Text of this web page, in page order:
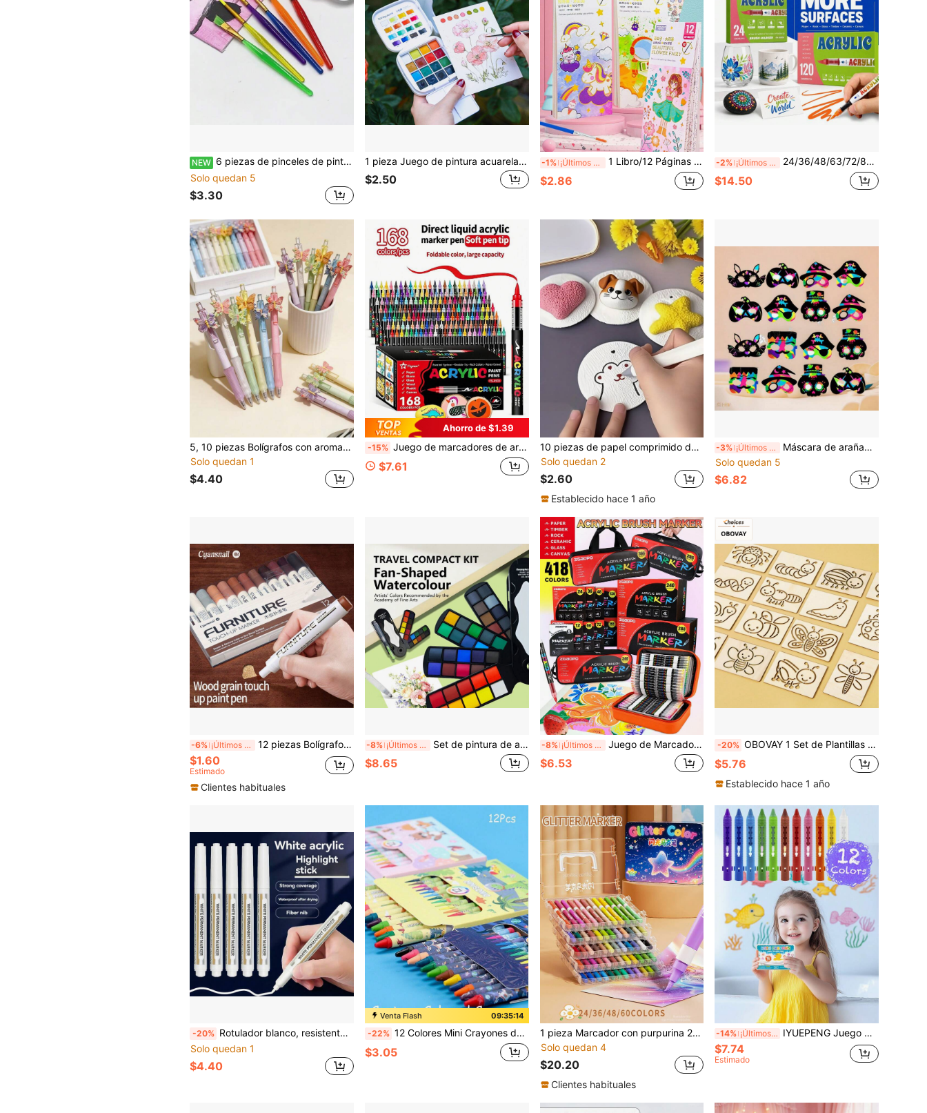
NEW 6 piezas de pinceles de pintura con mango de plástico de color arcoíris, pinceles de cerdas de nailon de varios tamaños para pintura de acuarela y acrílica, herramientas de arte para niños
Solo quedan 5
$3.30
1 pieza Juego de pintura acuarela de 16 colores con 3 pinceles de agua & 4 esquemas de color opcionales, acuarela sólida portátil juego completo, regreso a la escuela
$2.50
-1% ¡Últimos 2 días 1 Libro/12 Páginas Libro de Dibujo Acuarela, Papel de Dibujo Memo Doodle, Libro de Dibujo de Marcadores DIY (Libro de Dibujo + Bolígrafo de Dibujo), Regreso a la Escuela
$2.86
-2% ¡Últimos 2 días 24/36/48/63/72/84/120 Colores Marcadores de Pintura Acrílica, Bolígrafos de Punta de Fieltro con Tinta Líquida de Punta Suave, Tinta Rica, Flujo Suave, Surtido Completo de Colores, Colores Apilables, Cobertura Fuerte, Adecuado para Lienzo, Pintura de Rocas, Madera, Piedra, Vidrio, Cerámica, Pintura de Tela, Manualidades DIY, Regalo Perfecto para Niños/Niñas Estudiantes, Artículos de Papelería Esenciales para el Regreso a la Escuela
$14.50
5, 10 piezas Bolígrafos con aroma floral de mariposa Primavera/Verano, Bolígrafos de la serie de temas nuevos de vacaciones, Bolígrafos de tinta neutra negra
Solo quedan 1
$4.40
Ahorro de $1.39
-15% Juego de marcadores de arte profesional de 12/24/48/60/72/120/168 colores, con puntas suaves y puntas de línea fina, 168 puntas suaves, adecuado para pintar, garabatear y superponer capas. Marcadores acrílicos líquidos rectos adecuados para roca, vidrio, cerámica, huevos de Pascua, metal, madera y otros materiales, resistentes al agua. Regalo perfecto de vuelta a la escuela para la familia y amigos...
$7.61
10 piezas de papel comprimido de pulpa de madera 3D redondo de alta tecnología, papel de espuma que se expande en agua para manualidades artísticas, adecuado para manualidades de papel divertidas y actividades DIY
Solo quedan 2
$2.60
Establecido hace 1 año
-3% ¡Últimos 2 días
Máscara de arañadura arcoíris de Halloween DIY con papel de arañadura para grafiti, máscara con cuerda elástica para niños, decoración de disfraz de fiesta, vuelta a la escuela
Solo quedan 5
$6.82
-6% ¡Últimos 3 días 12 piezas Bolígrafos marcadores con textura de madera, bolígrafos impermeables y resistentes a la decoloración para reparar arañazos en muebles, marcadores para restaurar pisos de madera compuesta, bolígrafos para calafatear
$1.60
Estimado
Clientes habituales
-8% ¡Últimos 3 días Set de pintura de acuarela portátil multifuncional, diseño plegable con pincel y paleta, 20/30/40 colores vibrantes, vuelta a la escuela
$8.65
-8% ¡Últimos 3 días Juego de Marcadores Acrílicos de Punta Suave de Líquido Directo 8-418 Colores, Empaque de Maleta Naranja Elegante y Portátil, Marcadores Acrílicos de Punta Suave Nuevos, Sistema de Tinta Libre, Sin Presión Requerida, Bolígrafos para Pintura y Garabatos de Estudiantes, Adecuado para Caligrafía, Scrapbooking, Tarjetas, Cartulina Negra, Pintura en Piedra, Madera, Plástico, Lienzo, Regalo de Vacaciones, Regreso a la Escuela
$6.53
-20% OBOVAY 1 Set de Plantillas Huecas de Madera con Formas de Animales Lindos, Reutilizables, Adecuadas para Principiantes en Manualidades, Suministros de Arte & Manualidades, Plantillas Educativas para Dibujar
$5.76
Establecido hace 1 año
-20% Rotulador blanco, resistente al agua y a la decoloración, adecuado para arte, vidrio, cerámica, madera, metal - perfecto para grafiti y lindo, vuelta a la escuela
Solo quedan 1
$4.40
Venta Flash 09:35:12
-22% 12 Colores Mini Crayones de Dibujos Animados, Pinceles de Pintura de Garabatos para Estudiantes, Barras de Pastel al Óleo [Regreso a la Escuela]
$3.05
1 pieza Marcador con purpurina 24/36/48/60 colores Bolígrafo de dibujo de graffiti, Bolígrafo de pigmento superponible resistente al agua y que no se desvanece Bolígrafo de dibujo artístico, Regreso a la escuela
Solo quedan 4
$20.20
Clientes habituales
-14% ¡Últimos 3 días IYUEPENG Juego de 12 paquetes de crayones de baño, crayones de bañera lavables y fáciles de limpiar, crayones de hora del baño, marcadores de bañera coloridos, crayones de ducha, pintura de baño, regreso a la escuela
$7.74
Estimado